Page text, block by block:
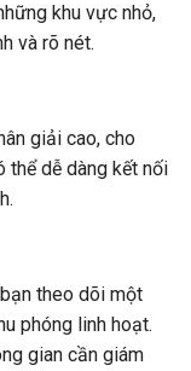
khu vực nhỏ,
và rõ nét.
giải cao, cho
thể dễ dàng kết nối
theo dõi một
phóng linh hoạt.
gian cần giám